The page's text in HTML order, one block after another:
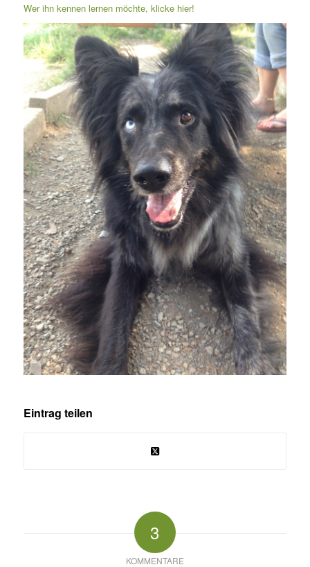
Wer ihn kennen lernen möchte, klicke hier!
Eintrag teilen
3
KOMMENTARE